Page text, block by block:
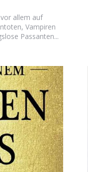
allem auf
Vampiren
Passanten...